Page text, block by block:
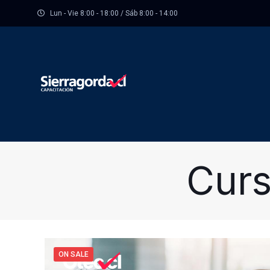
Lun - Vie 8:00 - 18:00 / Sáb 8:00 - 14:00
ON SALE